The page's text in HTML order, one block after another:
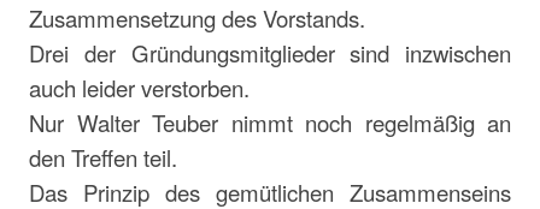
Zusammensetzung des Vorstands.
Drei der Gründungsmitglieder sind inzwischen
auch leider verstorben.
Nur Walter Teuber nimmt noch regelmäßig an
den Treffen teil.
Das Prinzip des gemütlichen Zusammenseins